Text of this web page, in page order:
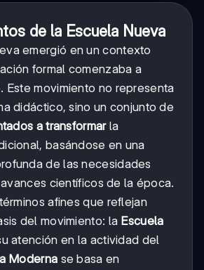
de la Escuela Nueva
emergió en un contexto
formal comenzaba a
Este movimiento no representa
didáctico, sino un conjunto de
a transformarla
basándose en una
de las necesidades
científicos de la época.
afines que reflejan
del movimiento: la Escuela
atención en la actividad del
Moderna se basa en